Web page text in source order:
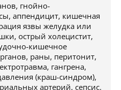
гнойно-
аппендицит, кишечная
язвы желудка или
острый холецистит,
кишечное
раны, перитонит,
гангрена,
(краш-синдром),
артерий, сепсис.